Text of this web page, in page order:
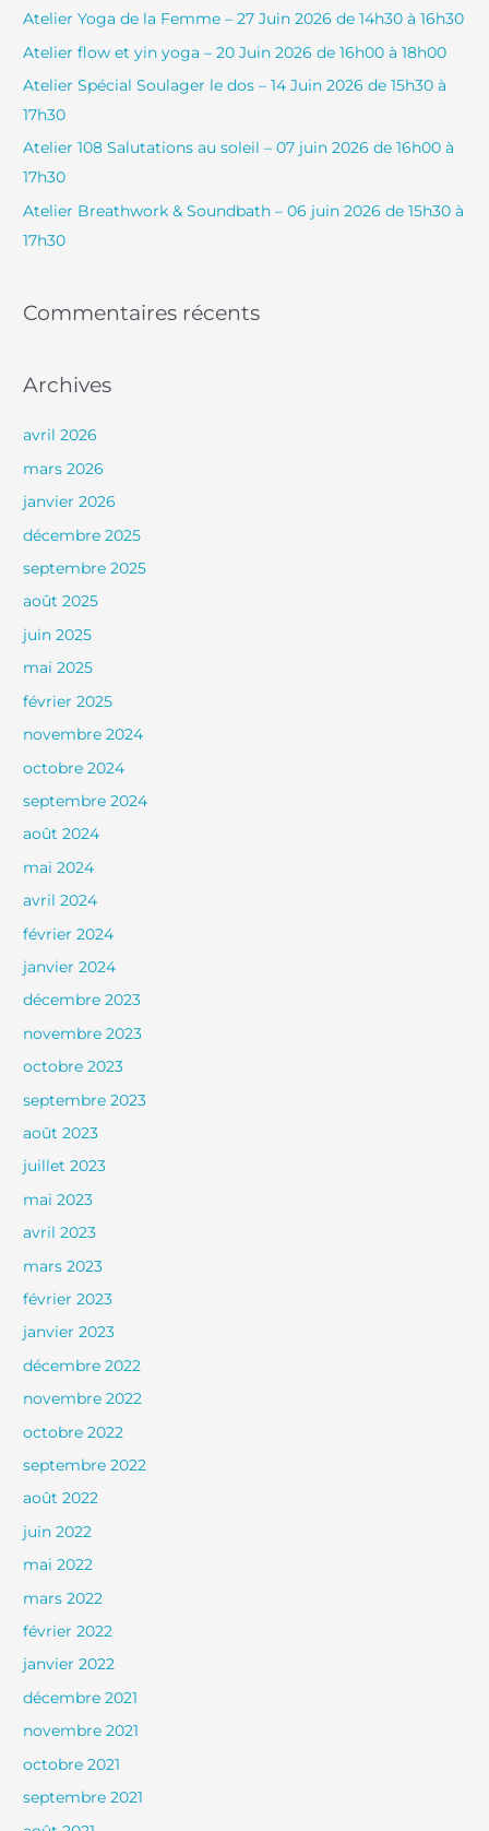
h
e
r
:
Atelier Yoga de la Femme – 27 Juin 2026 de 14h30 à 16h30
Atelier flow et yin yoga – 20 Juin 2026 de 16h00 à 18h00
Atelier Spécial Soulager le dos – 14 Juin 2026 de 15h30 à
17h30
Atelier 108 Salutations au soleil – 07 juin 2026 de 16h00 à
17h30
Atelier Breathwork & Soundbath – 06 juin 2026 de 15h30 à
17h30
Commentaires récents
Archives
avril 2026
mars 2026
janvier 2026
décembre 2025
septembre 2025
août 2025
juin 2025
mai 2025
février 2025
novembre 2024
octobre 2024
septembre 2024
août 2024
mai 2024
avril 2024
février 2024
janvier 2024
décembre 2023
novembre 2023
octobre 2023
septembre 2023
août 2023
juillet 2023
mai 2023
avril 2023
mars 2023
février 2023
janvier 2023
décembre 2022
novembre 2022
octobre 2022
septembre 2022
août 2022
juin 2022
mai 2022
mars 2022
février 2022
janvier 2022
décembre 2021
novembre 2021
octobre 2021
septembre 2021